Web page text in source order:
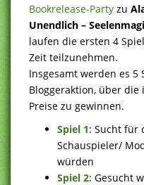
Bookrelease-Party zu
Unendlich –
laufen die ersten 4
Zeit teilzunehmen.
Insgesamt werden es 5
Bloggeraktion, über
Preise zu gewinnen.
Spiel 1: Sucht für
Schauspieler/
würden
Spiel 2: Gesucht